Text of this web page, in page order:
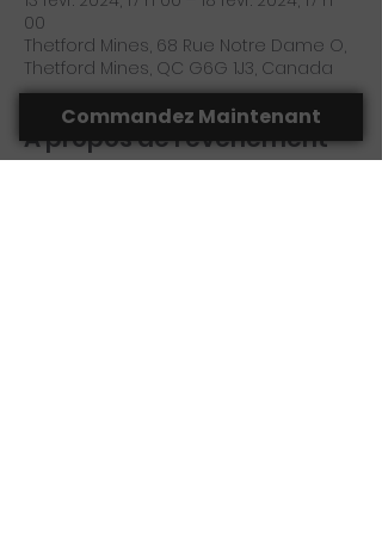
00
Thetford Mines, 68 Rue Notre Dame O,
Thetford Mines, QC G6G 1J3, Canada
À propos de l'événement
Commandez Maintenant